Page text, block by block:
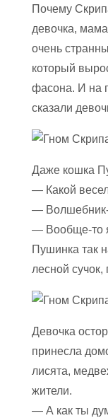
Почему
девочка,
очень
который
фасона. И на
сказали
Даже кошка
— Какой
— Волшебник-
— Вообще-то
Пушинка так
лесной
Девочка
принесла
лисята,
жители.
— А как ты